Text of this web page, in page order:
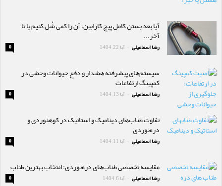
آیا بعد بستن کامل پیچ کارابین، آن را کمی شُل کنیم یا تا
آخر...
رضا اسماعیلی - آبا 22, 1404 0
سیستم‌های پیشرفته هشدار و دفع حیوانات وحشی در
کمپینگ ارتفاعات
رضا اسماعیلی - آبا 13, 1404 0
تفاوت طناب‌های دینامیک و استاتیک در کوهنوردی و
دره‌نوردی
رضا اسماعیلی - آبا 11, 1404 0
مقایسه تخصصی طناب‌های دره‌نوردی: انتخاب بهترین طناب
رضا اسماعیلی - آبا 6, 1404 0